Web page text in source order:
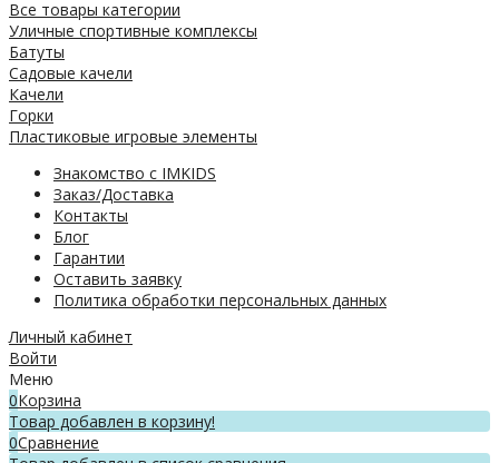
Все товары категории
Уличные спортивные комплексы
Батуты
Садовые качели
Качели
Горки
Пластиковые игровые элементы
Знакомство с IMKIDS
Заказ/Доставка
Контакты
Блог
Гарантии
Оставить заявку
Политика обработки персональных данных
Личный кабинет
Войти
Меню
0Корзина
Товар добавлен в корзину!
0Сравнение